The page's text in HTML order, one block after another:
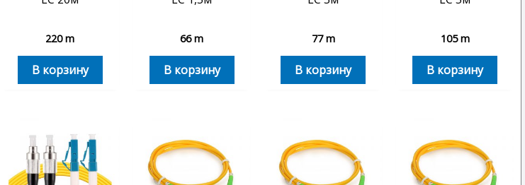
220m
В корзину
66m
В корзину
77m
В корзину
105m
В корзину